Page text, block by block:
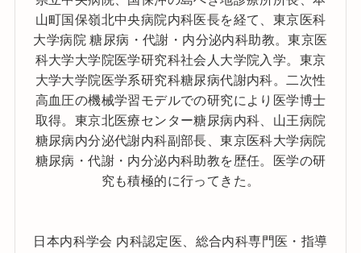
山町国保嶺北中央病院内科医長を経て、東京医科
大学病院 糖尿病・代謝・内分泌内科助教。東京医
科大学大学院医学研究科社会人大学院入学。東京
大学大学院医学系研究科糖尿病代謝内科。二次性
高血圧の機械学習モデルでの研究により医学博士
取得。東京北医療センター糖尿病内科、山王病院
糖尿病内分泌代謝内科副部長、東京医科大学病院
糖尿病・代謝・内分泌内科助教を歴任。医学の研
究も積極的に行ってきた。
日本内科学会 内科認定医、総合内科専門医・指導